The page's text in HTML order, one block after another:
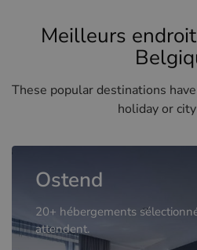
Meilleurs
These popular destinations
holiday or
Ostend
20+ hébergements
attendent.